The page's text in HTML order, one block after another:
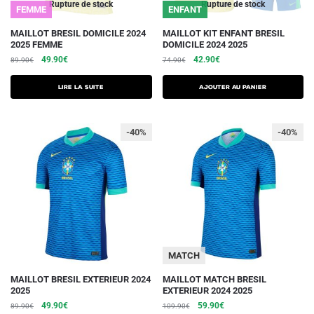
du
produit
du
produit
Rupture de stock
FEMME
MAILLOT BRESIL DOMICILE 2024
2025 FEMME
89.90€
Le
initial
était :
49.90€Le
actuel
est :
Lire la suite
Rupture de stock
ENFANT
MAILLOT KIT ENFANT BRESIL
DOMICILE 2024 2025
74.90€
Le
initial
était :
42.90€Le
actuel
est :
AJOUTER AU PANIER
Ce
produit
a
plusieurs
variations.
peuvent
choisies
du
-40%
MAILLOT BRESIL EXTERIEUR 2024
2025
89.90€
Le
49.90€Le
Ce
produit
-40%
MATCH
MAILLOT MATCH BRESIL
EXTERIEUR 2024 2025
109.90€
Le
59.90€Le
Ce
produit